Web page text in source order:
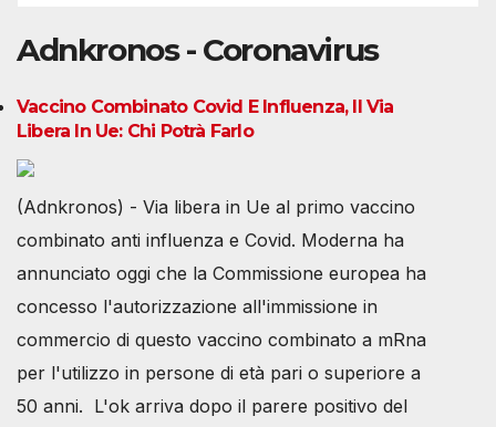
Adnkronos - Coronavirus
Vaccino Combinato Covid E Influenza, Il Via
Libera In Ue: Chi Potrà Farlo
(Adnkronos) - Via libera in Ue al primo vaccino
combinato anti influenza e Covid. Moderna ha
annunciato oggi che la Commissione europea ha
concesso l'autorizzazione all'immissione in
commercio di questo vaccino combinato a mRna
per l'utilizzo in persone di età pari o superiore a
50 anni. L'ok arriva dopo il parere positivo del